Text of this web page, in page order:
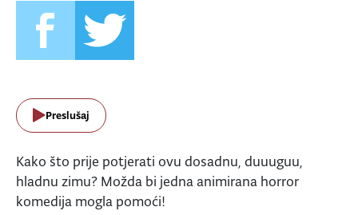
Preslušaj
Kako što prije potjerati ovu dosadnu, duuuguu,
hladnu zimu? Možda bi jedna animirana horror
komedija mogla pomoći!